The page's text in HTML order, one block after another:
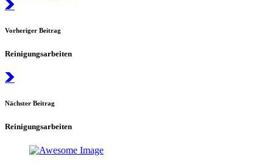
Vorheriger Beitrag
Reinigungsarbeiten
Nächster Beitrag
Reinigungsarbeiten